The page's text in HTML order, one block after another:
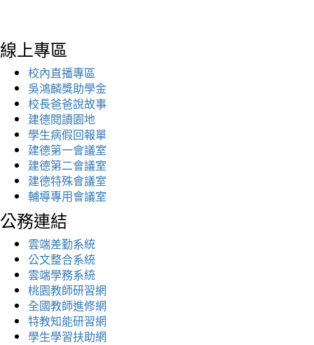
線上專區
校內直播專區
吳鴻麟獎助學金
校長爸爸說故事
建德閱讀園地
學生病假回報單
建德第一會議室
建德第二會議室
建德特殊會議室
輔導專用會議室
公務連結
雲端差勤系統
公文整合系統
雲端學務系統
桃園教師研習網
全國教師進修網
特教知能研習網
學生學習扶助網